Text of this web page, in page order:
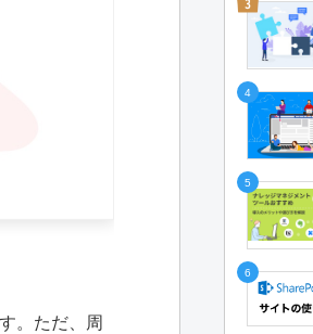
。ただ、周
4
5
6